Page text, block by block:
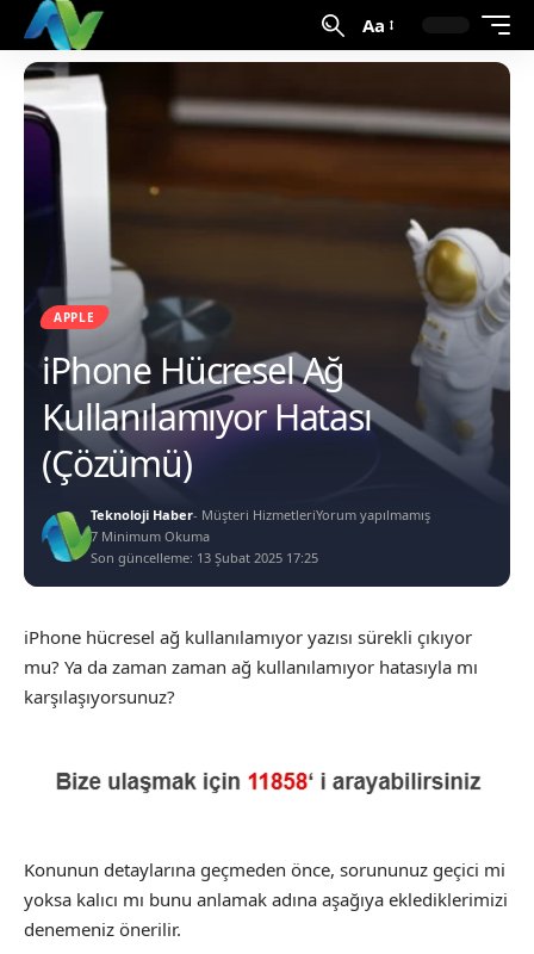
Aa
APPLE
iPhone Hücresel Ağ
Kullanılamıyor Hatası
(Çözümü)
Son güncelleme: 13 Şubat 2025 17:25
Teknoloji Haber- Müşteri HizmetleriYorum yapılmamış
7 Minimum Okuma
iPhone hücresel ağ kullanılamıyor yazısı sürekli çıkıyor
mu? Ya da zaman zaman ağ kullanılamıyor hatasıyla mı
karşılaşıyorsunuz?
Konunun detaylarına geçmeden önce, sorununuz geçici mi
yoksa kalıcı mı bunu anlamak adına aşağıya eklediklerimizi
denemeniz önerilir.